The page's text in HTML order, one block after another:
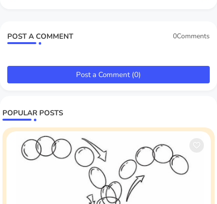
POST A COMMENT 0Comments
Post a Comment (0)
POPULAR POSTS